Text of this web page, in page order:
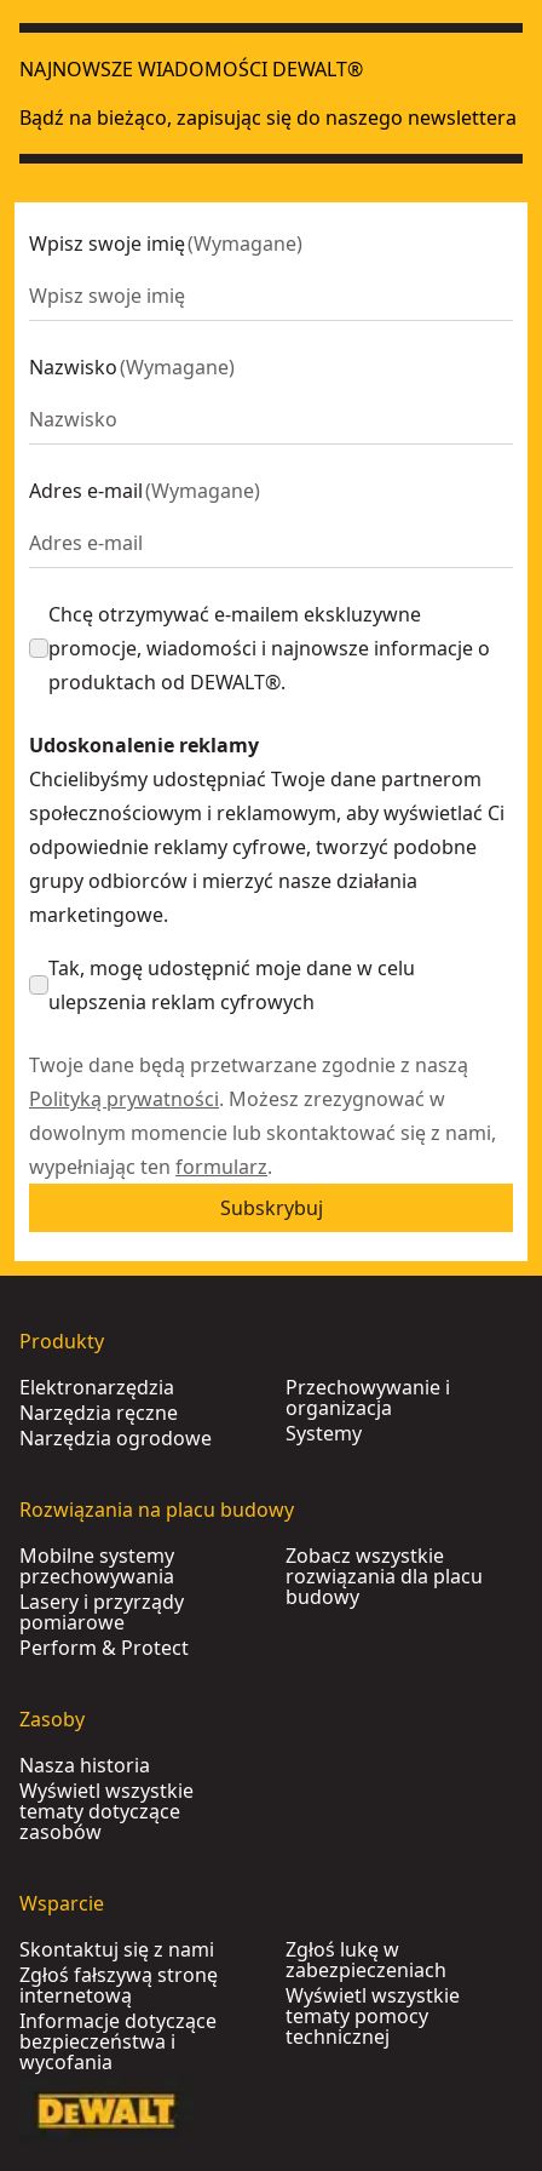
250 mm Poziomica typu torpedo- SKU:DWHT0-43003
Poziomica torpedo płaska 165 mm- SKU:DWHT42525-0
Poziomica skrzynkowa 120 cm- SKU:DWHT0-43248
NAJNOWSZE WIADOMOŚCI DEWALT®
Bądź na bieżąco, zapisując się do naszego newslettera
Wpisz swoje imię(Wymagane)
Nazwisko(Wymagane)
Adres e-mail(Wymagane)
Chcę otrzymywać e-mailem ekskluzywne
promocje, wiadomości i najnowsze informacje o
produktach od DEWALT®.
Udoskonalenie reklamy
Chcielibyśmy udostępniać Twoje dane partnerom
społecznościowym i reklamowym, aby wyświetlać Ci
odpowiednie reklamy cyfrowe, tworzyć podobne
grupy odbiorców i mierzyć nasze działania
marketingowe.
Tak, mogę udostępnić moje dane w celu
ulepszenia reklam cyfrowych
Twoje dane będą przetwarzane zgodnie z naszą
Polityką prywatności. Możesz zrezygnować w
dowolnym momencie lub skontaktować się z nami,
wypełniając ten formularz.
Subskrybuj
Produkty
Elektronarzędzia
Narzędzia ręczne
Narzędzia ogrodowe
Przechowywanie i
organizacja
Systemy
Rozwiązania na placu budowy
Mobilne systemy
przechowywania
Lasery i przyrządy
pomiarowe
Perform & Protect
Zobacz wszystkie
rozwiązania dla placu
budowy
Zasoby
Nasza historia
Wyświetl wszystkie
tematy dotyczące
zasobów
Wsparcie
Skontaktuj się z nami
Zgłoś fałszywą stronę
internetową
Informacje dotyczące
bezpieczeństwa i
wycofania
Zgłoś lukę w
zabezpieczeniach
Wyświetl wszystkie
tematy pomocy
technicznej